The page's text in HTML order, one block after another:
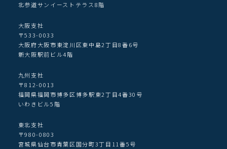
北参道サンイーストテラス8階
大阪支社
〒533-0033
大阪府大阪市東淀川区東中島2丁目8番6号
新大阪駅前ビル4階
九州支社
〒812-0013
福岡県福岡市博多区博多駅東2丁目4番30号
いわきビル5階
東北支社
〒980-0803
宮城県仙台市青葉区国分町3丁目11番5号